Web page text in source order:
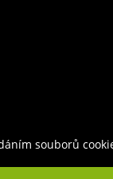
souborů